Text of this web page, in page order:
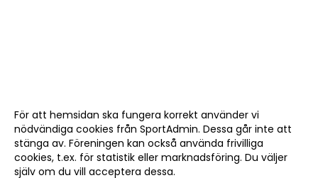
För att hemsidan ska fungera korrekt använder vi
nödvändiga cookies från SportAdmin. Dessa går inte att
stänga av. Föreningen kan också använda frivilliga
cookies, t.ex. för statistik eller marknadsföring. Du väljer
själv om du vill acceptera dessa.